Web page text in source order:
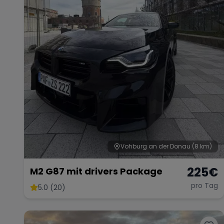
Vohburg an der Donau (8 km)
M2 G87 mit drivers Package
5.0 (20)
225€
pro Tag